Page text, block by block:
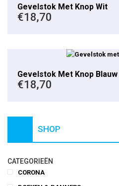
Gevelstok Met Knop Wit
€18,70
Gevelstok Met Knop Blauw
€18,70
SHOP
CATEGORIEËN
CORONA